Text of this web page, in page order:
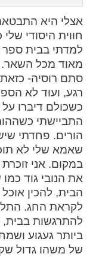
אצלי היא
חווית היסודי
מאוד מכל השאר.
סתם רוסיה-
רגע, ועוד לא
כשכולם דיברו
התביישתי
הורים. פחדתי
שאמא שלי לא
במקום. אני
את הנובי גוד
לקראת החג.
להתרגשות
ביותר געגוע
של משהו גדול